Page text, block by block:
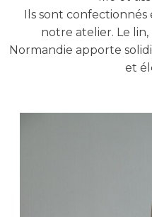
Ils sont
notre atelier. Le
Normandie apporte
et